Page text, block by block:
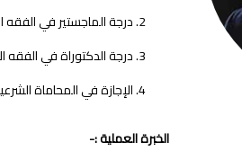
درجة الماجستير في الفقه
درجة الدكتوراة في الفقه الإسلامي
الإجازة في المحاماة
الخبرة العملية :-